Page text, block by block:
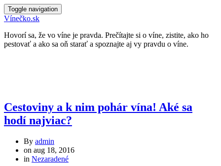
Toggle navigation
Vínečko.sk
Hovorí sa, že vo víne je pravda. Prečítajte si o víne, zistite, ako ho
pestovať a ako sa oň starať a spoznajte aj vy pravdu o víne.
Cestoviny a k nim pohár vína! Aké sa
hodí najviac?
By admin
on aug 18, 2016
in Nezaradené